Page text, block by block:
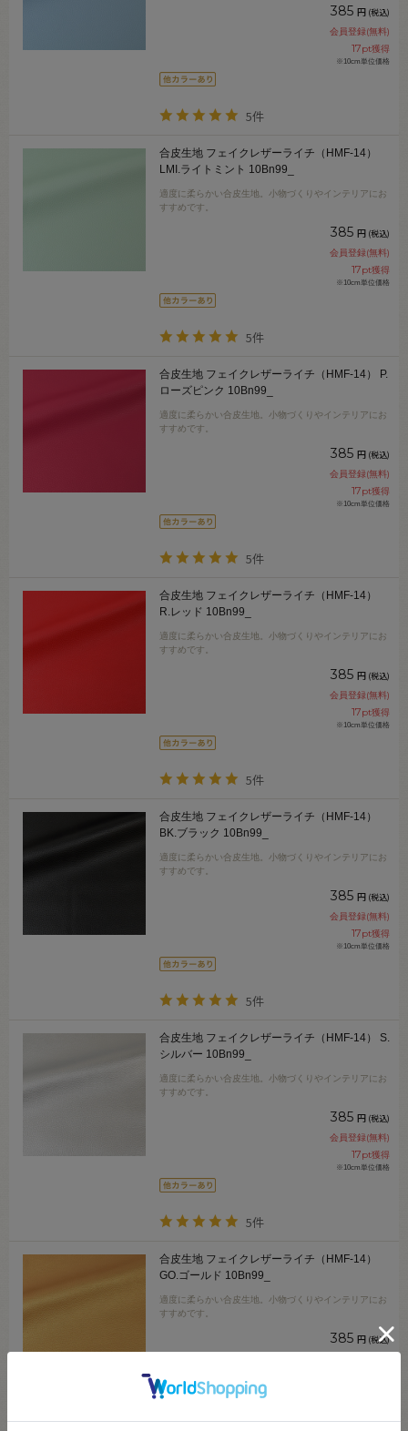
385 円 (税込)
会員登録(無料)
17pt獲得
※10cm単位価格
5件
合皮生地 フェイクレザーライチ（HMF-14）
LMI.ライトミント 10Bn99_
適度に柔らかい合皮生地。小物づくりやインテリアにお
すすめです。
385 円 (税込)
会員登録(無料)
17pt獲得
※10cm単位価格
5件
合皮生地 フェイクレザーライチ（HMF-14） P.
ローズピンク 10Bn99_
適度に柔らかい合皮生地。小物づくりやインテリアにお
すすめです。
385 円 (税込)
会員登録(無料)
17pt獲得
※10cm単位価格
5件
合皮生地 フェイクレザーライチ（HMF-14）
R.レッド 10Bn99_
適度に柔らかい合皮生地。小物づくりやインテリアにお
すすめです。
385 円 (税込)
会員登録(無料)
17pt獲得
※10cm単位価格
5件
合皮生地 フェイクレザーライチ（HMF-14）
BK.ブラック 10Bn99_
適度に柔らかい合皮生地。小物づくりやインテリアにお
すすめです。
385 円 (税込)
会員登録(無料)
17pt獲得
※10cm単位価格
5件
合皮生地 フェイクレザーライチ（HMF-14） S.
シルバー 10Bn99_
適度に柔らかい合皮生地。小物づくりやインテリアにお
すすめです。
385 円 (税込)
会員登録(無料)
17pt獲得
※10cm単位価格
5件
合皮生地 フェイクレザーライチ（HMF-14）
GO.ゴールド 10Bn99_
適度に柔らかい合皮生地。小物づくりやインテリアにお
すすめです。
385 円 (税込)